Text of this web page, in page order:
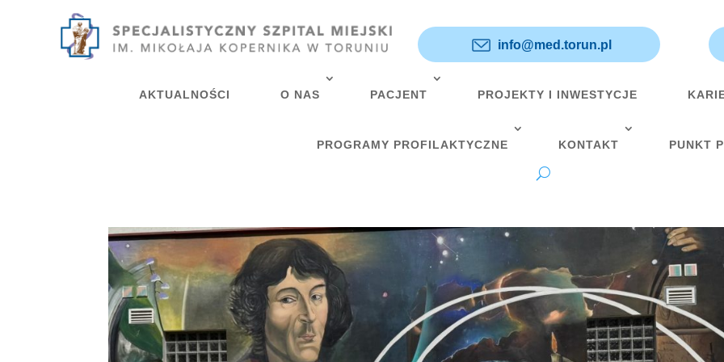
info@med.torun.pl
AKTUALNOŚCI O NAS PACJENT PROJEKTY I INWESTYCJE
PROGRAMY PROFILAKTYCZNE KONTAKT PUNKT